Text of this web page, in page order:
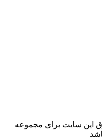
این سایت برای مجموعه